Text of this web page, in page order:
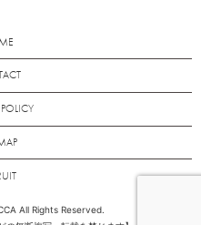
All Rights Reserved.